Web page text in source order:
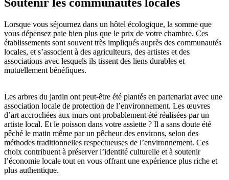
Lorsque vous séjournez dans un hôtel écologique, la somme que
vous dépensez paie bien plus que le prix de votre chambre. Ces
établissements sont souvent très impliqués auprès des communautés
locales, et s’associent à des agriculteurs, des artistes et des
associations avec lesquels ils tissent des liens durables et
mutuellement bénéfiques.
Les arbres du jardin ont peut-être été plantés en partenariat avec une
association locale de protection de l’environnement. Les œuvres
d’art accrochées aux murs ont probablement été réalisées par un
artiste local. Et le poisson dans votre assiette ? Il a sans doute été
pêché le matin même par un pêcheur des environs, selon des
méthodes traditionnelles respectueuses de l’environnement. Ces
choix contribuent à préserver l’identité culturelle et à soutenir
l’économie locale tout en vous offrant une expérience plus riche et
plus authentique.